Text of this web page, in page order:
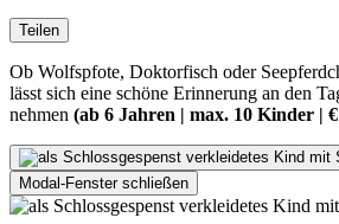
Teilen
Ob Wolfspfote, Doktorfisch oder
lässt sich eine schöne Erinnerung an den
nehmen (ab 6 Jahren | max. 10 Kinder |
Modal-Fenster schließen